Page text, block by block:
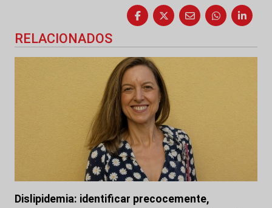
RELACIONADOS
Dislipidemia: identificar precocemente,